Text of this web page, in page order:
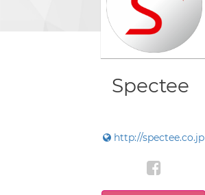
Spectee
http://spectee.co.jp